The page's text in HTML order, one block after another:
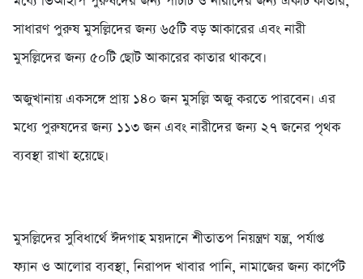
সাধারণ পুরুষ মুসল্লিদের জন্য ৬৫টি বড় আকারের এবং নারী
মুসল্লিদের জন্য ৫০টি ছোট আকারের কাতার থাকবে।
অজুখানায় একসঙ্গে প্রায় ১৪০ জন মুসল্লি অজু করতে পারবেন। এর
মধ্যে পুরুষদের জন্য ১১৩ জন এবং নারীদের জন্য ২৭ জনের পৃথক
ব্যবস্থা রাখা হয়েছে।
মুসল্লিদের সুবিধার্থে ঈদগাহ ময়দানে শীতাতপ নিয়ন্ত্রণ যন্ত্র, পর্যাপ্ত
ফ্যান ও আলোর ব্যবস্থা, নিরাপদ খাবার পানি, নামাজের জন্য কার্পেট